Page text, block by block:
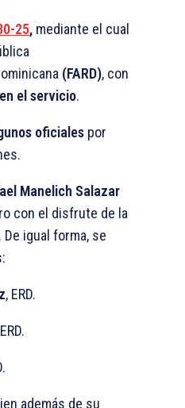
25, mediante el cual
(FARD), con
el servicio.
oficiales por
Manelich Salazar
con el disfrute de la
igual forma, se
, ERD.
además de su